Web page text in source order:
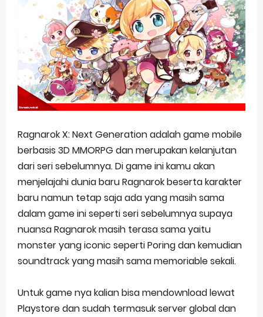
Basketball Project ZERO RISE Gets Anime
Jujutsu Kaisen Season 3 New Visual
The Case Book of Arne Reveals New Visual and Trailer
Cosmic Princess Kaguya! Upcoming Netflix Feature Anime
Friday, 7 August
Ragnarok X: Next Generation adalah game mobile
berbasis 3D MMORPG dan merupakan kelanjutan
dari seri sebelumnya. Di game ini kamu akan
menjelajahi dunia baru Ragnarok beserta karakter
baru namun tetap saja ada yang masih sama
dalam game ini seperti seri sebelumnya supaya
nuansa Ragnarok masih terasa sama yaitu
monster yang iconic seperti Poring dan kemudian
soundtrack yang masih sama memoriable sekali.
Untuk game nya kalian bisa mendownload lewat
Playstore dan sudah termasuk server global dan